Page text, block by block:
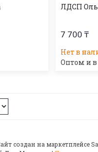
ЛДСП
7 700 ₸
Нет в
Оптом и
создан на маркетплейсе